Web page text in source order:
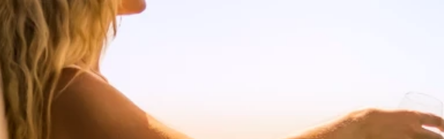
Ami Loyalty program
Blogovi